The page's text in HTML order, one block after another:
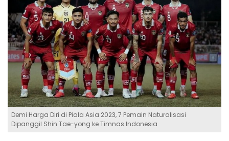
Demi Harga Diri di Piala Asia 2023, 7 Pemain Naturalisasi
Dipanggil Shin Tae-yong ke Timnas Indonesia